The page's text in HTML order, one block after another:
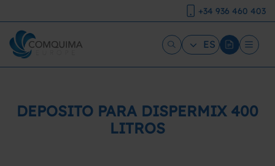
+34 936 460 403
ES
DEPOSITO PARA DISPERMIX 400
LITROS